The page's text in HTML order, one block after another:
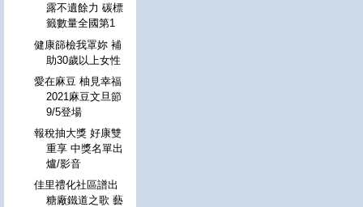
露不遺餘力 碳標
籤數量全國第1
健康篩檢我罩妳 補
助30歲以上女性
愛在麻豆 柚見幸福
2021麻豆文旦節
9/5登場
報稅抽大獎 好康雙
重享 中獎名單出
爐/影音
佳里禮化社區譜出
糖廠鐵道之歌 藝